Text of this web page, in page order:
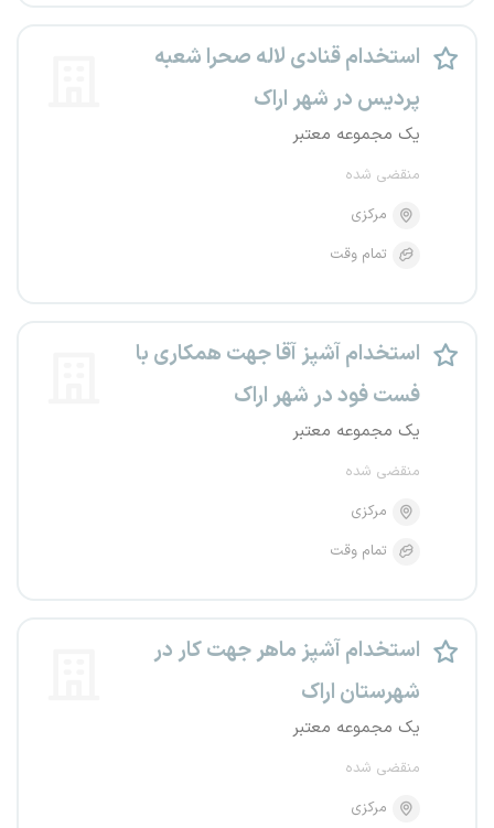
استخدام قنادی لاله صحرا شعبه
پردیس در شهر اراک
یک مجموعه معتبر
منقضی شده
مرکزی
تمام وقت
استخدام آشپز آقا جهت همکاری با
فست فود در شهر اراک
یک مجموعه معتبر
منقضی شده
مرکزی
تمام وقت
استخدام آشپز ماهر جهت کار در
شهرستان اراک
یک مجموعه معتبر
منقضی شده
مرکزی